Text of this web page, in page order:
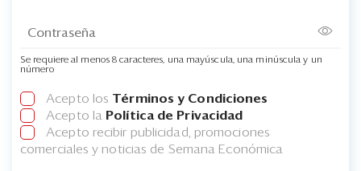
Se requiere al menos 8 caracteres, una mayúscula, una minúscula y un
número
Acepto los Términos y Condiciones
Acepto la Política de Privacidad
Acepto recibir publicidad, promociones
comerciales y noticias de Semana Económica